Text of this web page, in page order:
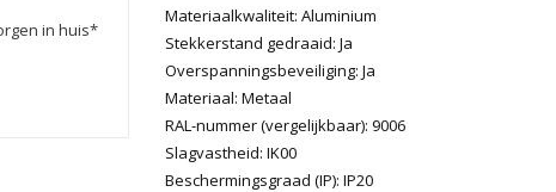
in huis*
Materiaalkwaliteit: Aluminium
Stekkerstand gedraaid: Ja
Overspanningsbeveiliging: Ja
Materiaal: Metaal
RAL-nummer (vergelijkbaar): 9006
Slagvastheid: IK00
Beschermingsgraad (IP): IP20